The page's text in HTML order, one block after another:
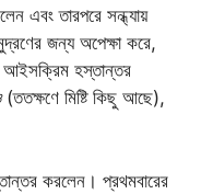
এবং তারপরে সন্ধ্যায়
জন্য অপেক্ষা করে,
আইসক্রিম হস্তান্তর
(ততক্ষণে মিষ্টি কিছু আছে),
করলেন। প্রথমবারের